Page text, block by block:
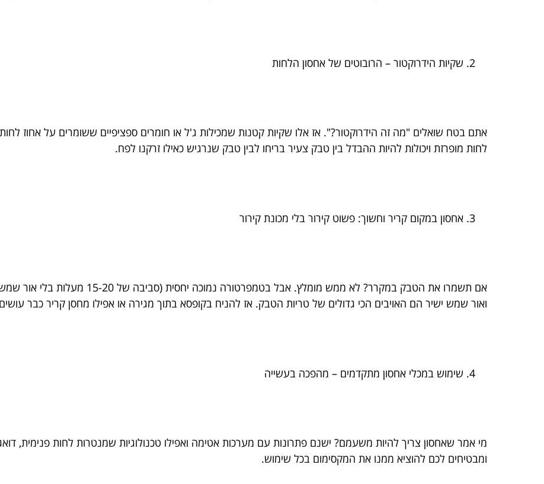
שקיות הידרוקטור – הרובוטים של אחסון הלחות
אתם בטח שואלים "מה זה הידרוקטור?". אז אלו שקיות קטנות שמכילות ג'ל או חומרים ספציפיים ששומרים על אחוז לחות
לחות מופרזת ויכולות להיות ההבדל בין טבק צעיר בריחו לבין טבק שנרגיש כאילו זרקנו לפח.
אחסון במקום קריר וחשוך: פשוט קירור בלי מכונת קירור
אם תשמרו את הטבק במקרר? לא ממש מומלץ.
ואור שמש ישיר הם האויבים הכי גדולים של טריות הטבק. אז להניח בקופסא בתוך מגירה או אפילו מחסן קריר כבר
שימוש במכלי אחסון מתקדמים – מהפכה בעשייה
מי אמר שאחסון צריך להיות משעמם? ישנם פתרונות עם מערכות אטימה ואפילו טכנולוגיות שמנטרות לחות פנימית,
ומבטיחים לכם להוציא ממנו את המקסימום בכל שימוש.